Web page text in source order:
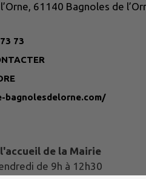
61140 Bagnoles de
73
bagnolesdelorne.com/
de la Mairie
de 9h à 12h30